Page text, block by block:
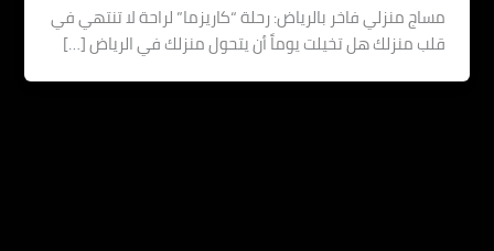
منزلي فاخر بالرياض: رحلة “كاريزما” لراحة لا تنتهي في
منزلك هل تخيلت يوماً أن يتحول منزلك في الرياض […]